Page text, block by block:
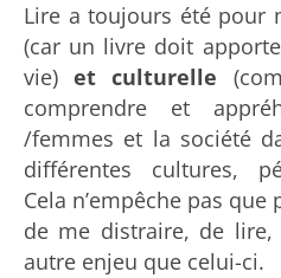
Lire a toujours été pour
(car un livre doit
vie)et culturelle
comprendre et
/femmes et la société
différentes cultures,
Cela n’empêche pas que
de me distraire, de lire,
autre enjeu que celui-ci.